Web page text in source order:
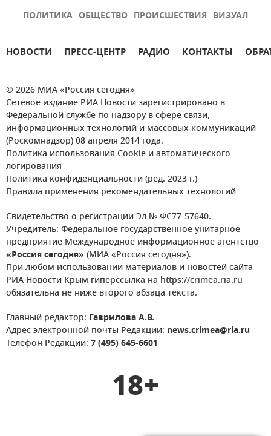
ПОЛИТИКА ОБЩЕСТВО ПРОИСШЕСТВИЯ ВИЗУАЛ
НОВОСТИ ПРЕСС-ЦЕНТР РАДИО КОНТАКТЫ
© 2026 МИА «Россия сегодня»
Сетевое издание РИА Новости зарегистрировано в
Федеральной службе по надзору в сфере связи,
информационных технологий и массовых коммуникаций
(Роскомнадзор) 08 апреля 2014 года.
Политика использования Cookie и автоматического
логирования
Политика конфиденциальности (ред. 2023 г.)
Правила применения рекомендательных технологий
Свидетельство о регистрации Эл № ФС77-57640.
Учредитель: Федеральное государственное унитарное
предприятие Международное информационное агентство
«Россия сегодня» (МИА «Россия сегодня»).
При любом использовании материалов и новостей сайта
РИА Новости Крым гиперссылка на https://crimea.ria.ru
обязательна не ниже второго абзаца текста.
Главный редактор: Гаврилова А.В.
Адрес электронной почты Редакции: news.crimea@ria.ru
Телефон Редакции: 7 (495) 645-6601
18+